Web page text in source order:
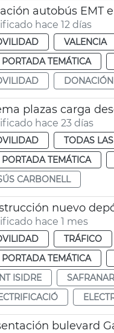
autobús EMT
hace 12 días
VALENCIA
PORTADA TEMÁTICA
DONACIÓN
plazas carga
hace 23 días
TODAS
PORTADA TEMÁTICA
CARBONELL
nuevo
hace 1 mes
TRÁFICO
PORTADA TEMÁTICA
ISIDRE
SAFRANAR
bulevard